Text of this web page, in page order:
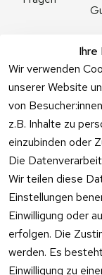
Ihre
Wir verwenden
unserer Website
von
z.B. Inhalte zu
einzubinden oder
Die
Wir teilen diese
Einstellungen
Einwilligung oder
erfolgen. Die
werden. Es
Einwilligung zu
Vertrag